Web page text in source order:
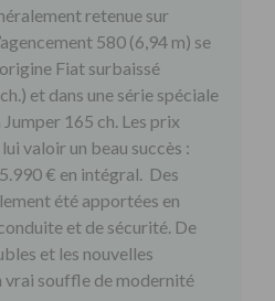
retenue sur
580 (6,94 m) se
Fiat surbaissé
et dans une série spéciale
165 ch. Les prix
valoir un beau succès :
€ en intégral. Des
été apportées en
et de sécurité. De
et les nouvelles
souffle de modernité